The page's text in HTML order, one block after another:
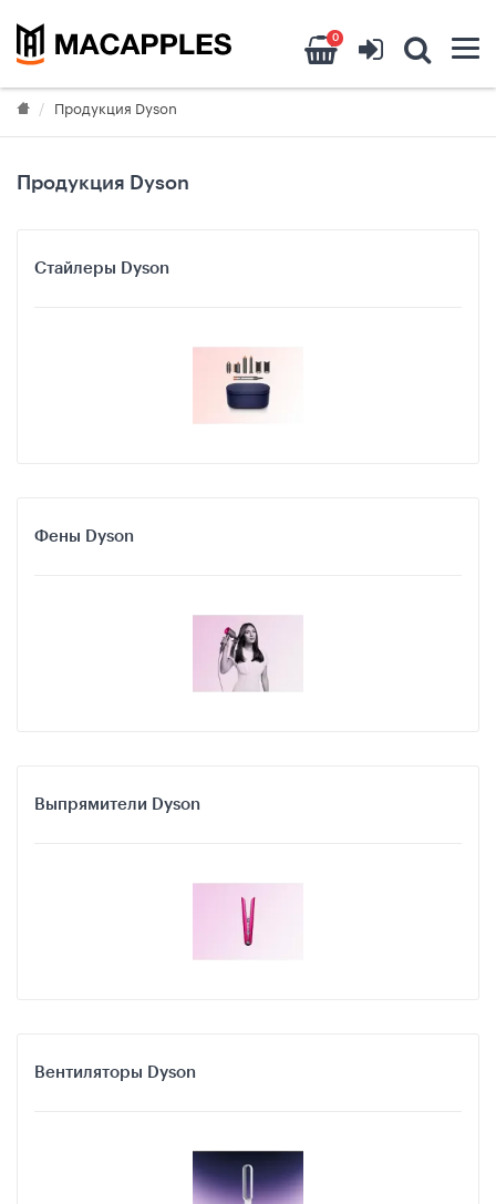
0
Продукция Dyson
Продукция Dyson
Стайлеры Dyson
Фены Dyson
Выпрямители Dyson
Вентиляторы Dyson